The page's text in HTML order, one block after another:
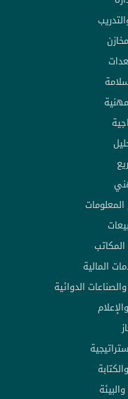
المكاتب
المالية
الدوائية